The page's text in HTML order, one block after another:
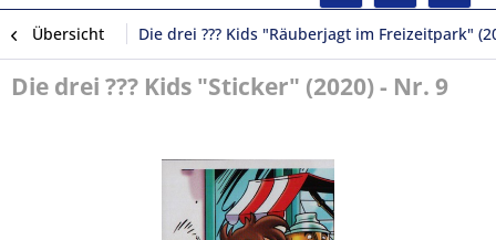
Übersicht Die drei ??? Kids "Räuberjagt im Freizeitpark"
Die drei ??? Kids "Sticker" (2020) - Nr. 9